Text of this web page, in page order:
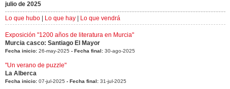
julio de 2025
Lo que hubo
Lo que hay Lo que vendrá
Exposición "1200 años de literatura en Murcia"
Murcia casco: Santiago El Mayor
Fecha inicio: 26-may-2025 - Fecha final: 30-ago-2025
"Un verano de puzzle"
La Alberca
Fecha inicio: 07-jul-2025 - Fecha final: 31-jul-2025